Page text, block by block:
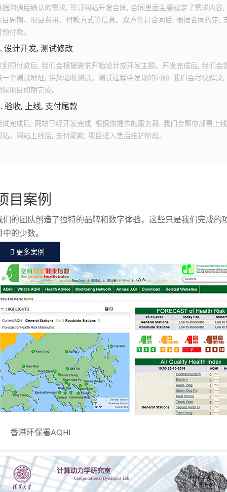
据沟通后确认的需求, 签订网站开发合同, 合同里面主要规定了需求内容,
目周期、项目费用、付款方式等信息。双方签订合同后, 根据合同约定,
付款。
设计开发, 测试修改
到预付款后, 我们会根据需求开始设计或开发主题。开发完成后, 我们会
一个测试地址, 供您验收测试。测试过程中发现的问题, 我们会尽快解决,
项目如期完成。
验收, 上线, 支付尾款
试完成后, 网站已经开发完成, 根据你提供的服务器, 我们会帮你部署上线
站。网站上线后, 支付尾款, 项目进入售后维护阶段。
目案例
们的团队创造了独特的品牌和数字体验，这些只是我们完成的
中的少数。
更多案例
香港环保署AQHI